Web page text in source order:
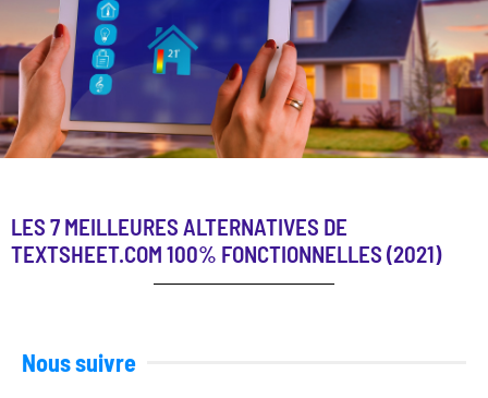
LES 7 MEILLEURES ALTERNATIVES DE
TEXTSHEET.COM 100% FONCTIONNELLES (2021)
Nous suivre